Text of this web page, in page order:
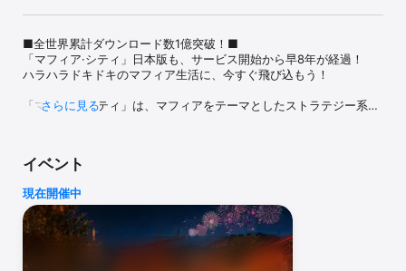
■全世界累計ダウンロード数1億突破！■
「マフィア·シティ」日本版も、サービス開始から早8年が経過！
ハラハラドキドキのマフィア生活に、今すぐ飛び込もう！
「マフィア·シティ」は、マフィアをテーマとしたストラテジー系モ
自分だけのマフィア帝国を打ち立て、いちから頂点を目指せ！
——マフィア帝国の生存指南——
◆組織に加入し、帝国を築こう！◆
別荘を管理し、産業に投資して、バフを獲得！
強力な組織に入って、ファミリーの勢力を拡大させよう。
さらに見る
イベント
現在開催中